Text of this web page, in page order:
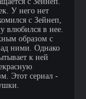
У него нет
с Зейнеп,
влюбился в нее.
образом с
ними. Однако
к ней
Этот сериал -